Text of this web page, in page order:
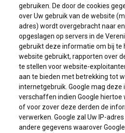
gebruiken. De door de cookies
over Uw gebruik van de website
adres) wordt overgebracht naar
opgeslagen op servers in de
gebruikt deze informatie om bij te
website gebruikt, rapporten over
te stellen voor website-
aan te bieden met betrekking tot
internetgebruik. Google mag
verschaffen indien Google
of voor zover deze derden de
verwerken. Google zal Uw IP-
andere gegevens waarover